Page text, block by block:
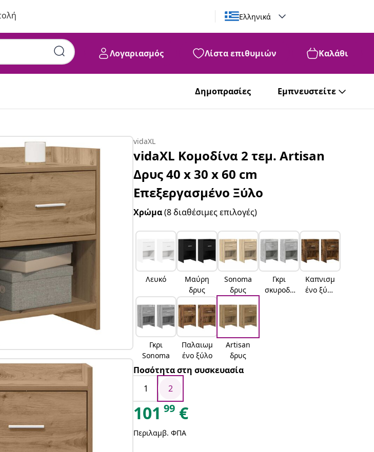
Ελληνικά
Λογαριασμός Λίστα επιθυμιών Καλάθι
Δημοπρασίες Εμπνευστείτε
vidaXL
vidaXL Κομοδίνα 2 τεμ. Artisan
Δρυς 40 x 30 x 60 cm
Επεξεργασμένο Ξύλο
Χρώμα(8 διαθέσιμες επιλογές)
Λευκό
Μαύρη
δρυς
Sonoma
δρυς
Γκρι
σκυροδέ
Καπνισμ
ένο ξύλο
Γκρι
Sonoma
Παλαιωμ
ένο ξύλο
Artisan
δρυς
Ποσότητα στη συσκευασία
1
2
101 99 €
Περιλαμβ. ΦΠΑ